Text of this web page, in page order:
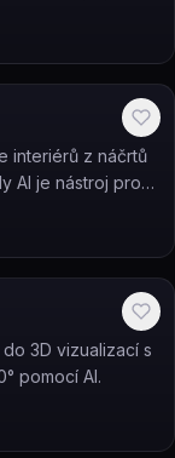
interiérů z náčrtů
AI je nástroj pro
který umožňuje
3D vizualizací s
pomocí AI.